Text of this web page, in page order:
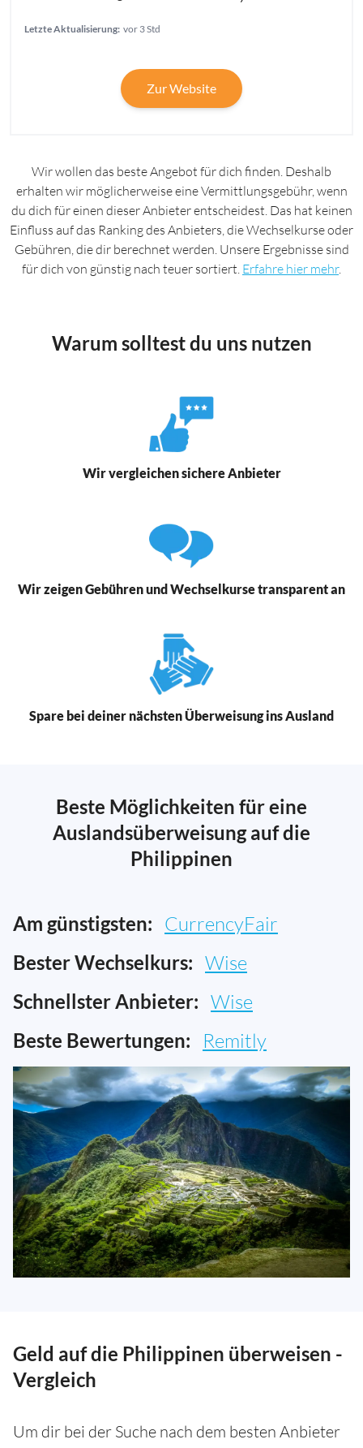
Letzte Aktualisierung: vor 3 Std
Zur Website
Wir wollen das beste Angebot für dich finden. Deshalb
erhalten wir möglicherweise eine Vermittlungsgebühr, wenn
du dich für einen dieser Anbieter entscheidest. Das hat keinen
Einfluss auf das Ranking des Anbieters, die Wechselkurse oder
Gebühren, die dir berechnet werden. Unsere Ergebnisse sind
für dich von günstig nach teuer sortiert. Erfahre hier mehr.
Warum solltest du uns nutzen
Wir vergleichen sichere Anbieter
Wir zeigen Gebühren und Wechselkurse transparent an
Spare bei deiner nächsten Überweisung ins Ausland
Beste Möglichkeiten für eine
Auslandsüberweisung auf die
Philippinen
Am günstigsten: CurrencyFair
Bester Wechselkurs: Wise
Schnellster Anbieter: Wise
Beste Bewertungen: Remitly
Geld auf die Philippinen überweisen -
Vergleich
Um dir bei der Suche nach dem besten Anbieter